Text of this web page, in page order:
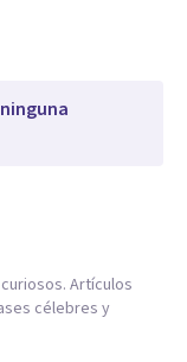
Artículos
célebres y